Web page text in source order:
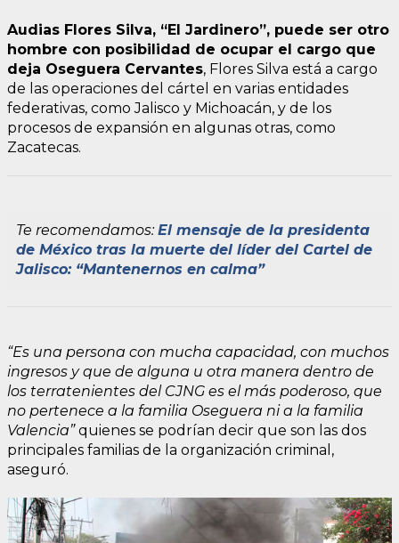
Audias Flores Silva, “El Jardinero”, puede ser otro
hombre con posibilidad de ocupar el cargo que
deja Oseguera Cervantes, Flores Silva está a cargo
de las operaciones del cártel en varias entidades
federativas, como Jalisco y Michoacán, y de los
procesos de expansión en algunas otras, como
Zacatecas.
Te recomendamos:El mensaje de la presidenta
de México tras la muerte del líder del Cartel de
Jalisco: “Mantenernos en calma”
“Es una persona con mucha capacidad, con muchos
ingresos y que de alguna u otra manera dentro de
los terratenientes del CJNG es el más poderoso, que
no pertenece a la familia Oseguera ni a la familia
Valencia”quienes se podrían decir que son las dos
principales familias de la organización criminal,
aseguró.